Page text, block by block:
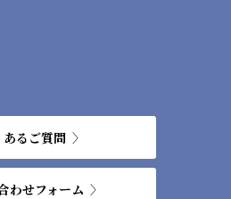
あるご質問
わせフォーム